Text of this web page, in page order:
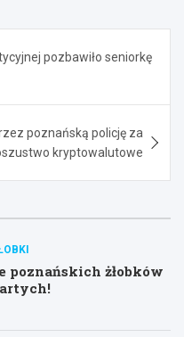
pozbawiło seniorkę
poznańską policję za
kryptowalutowe
poznańskich żłobków